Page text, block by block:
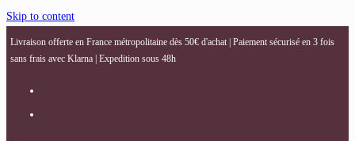
Skip to content
Livraison offerte en France métropolitaine dès 50€ d'achat | Paiement sécurisé en 3 fois
sans frais avec Klarna | Expedition sous 48h